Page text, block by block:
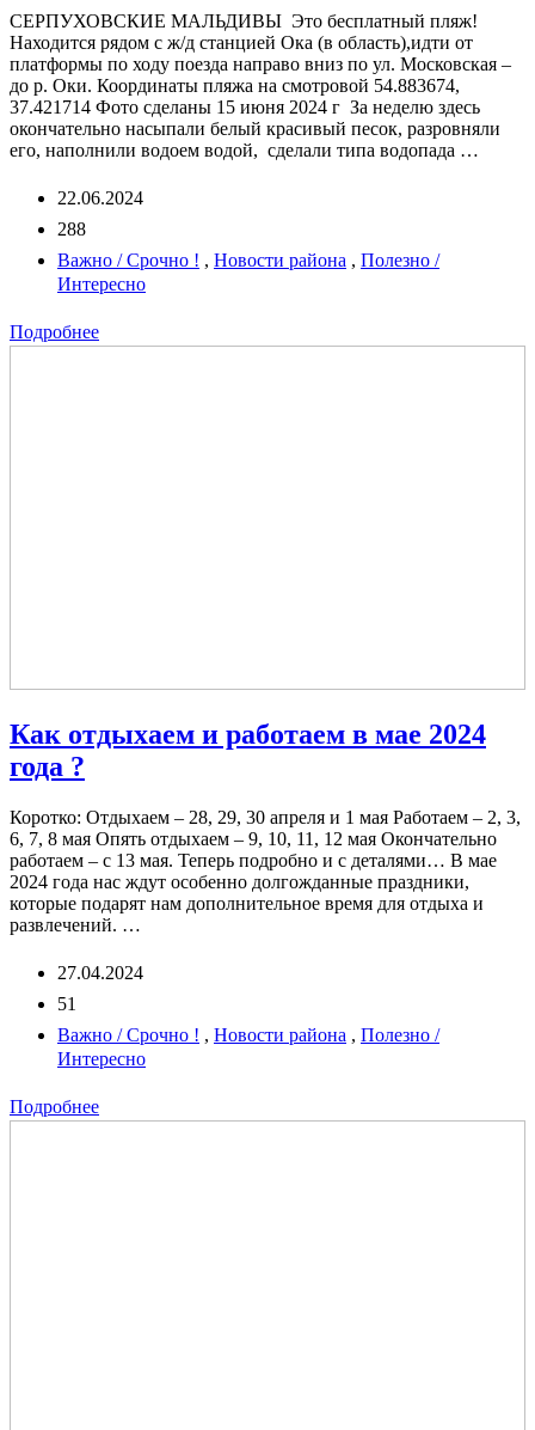
СЕРПУХОВСКИЕ МАЛЬДИВЫ Это бесплатный пляж!
Находится рядом с ж/д станцией Ока (в область),идти от
платформы по ходу поезда направо вниз по ул. Московская –
до р. Оки. Координаты пляжа на смотровой 54.883674,
37.421714 Фото сделаны 15 июня 2024 г За неделю здесь
окончательно насыпали белый красивый песок, разровняли
его, наполнили водоем водой, сделали типа водопада …
22.06.2024
288
Важно / Срочно ! , Новости района , Полезно /
Интересно
Подробнее
Как отдыхаем и работаем в мае 2024
года ?
Коротко: Отдыхаем – 28, 29, 30 апреля и 1 мая Работаем – 2, 3,
6, 7, 8 мая Опять отдыхаем – 9, 10, 11, 12 мая Окончательно
работаем – с 13 мая. Теперь подробно и с деталями… В мае
2024 года нас ждут особенно долгожданные праздники,
которые подарят нам дополнительное время для отдыха и
развлечений. …
27.04.2024
51
Важно / Срочно ! , Новости района , Полезно /
Интересно
Подробнее